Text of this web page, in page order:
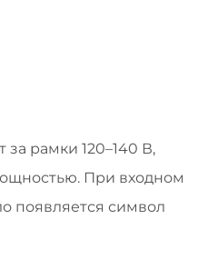
рамки 120–140 В,
При входном
появляется символ